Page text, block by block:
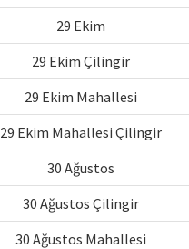
29 Ekim
29 Ekim Çilingir
29 Ekim Mahallesi
29 Ekim Mahallesi Çilingir
30 Ağustos
30 Ağustos Çilingir
30 Ağustos Mahallesi